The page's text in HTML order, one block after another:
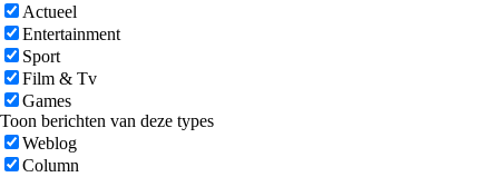
Actueel
Entertainment
Sport
Film & Tv
Games
Toon berichten van deze types
Weblog
Column